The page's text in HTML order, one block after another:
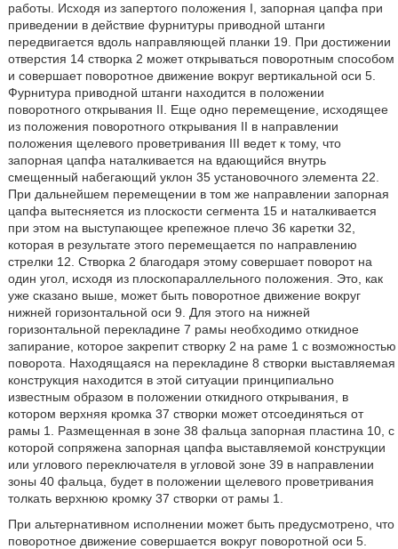
работы. Исходя из запертого положения I, запорная цапфа при
приведении в действие фурнитуры приводной штанги
передвигается вдоль направляющей планки 19. При достижении
отверстия 14 створка 2 может открываться поворотным способом
и совершает поворотное движение вокруг вертикальной оси 5.
Фурнитура приводной штанги находится в положении
поворотного открывания II. Еще одно перемещение, исходящее
из положения поворотного открывания II в направлении
положения щелевого проветривания III ведет к тому, что
запорная цапфа наталкивается на вдающийся внутрь
смещенный набегающий уклон 35 установочного элемента 22.
При дальнейшем перемещении в том же направлении запорная
цапфа вытесняется из плоскости сегмента 15 и наталкивается
при этом на выступающее крепежное плечо 36 каретки 32,
которая в результате этого перемещается по направлению
стрелки 12. Створка 2 благодаря этому совершает поворот на
один угол, исходя из плоскопараллельного положения. Это, как
уже сказано выше, может быть поворотное движение вокруг
нижней горизонтальной оси 9. Для этого на нижней
горизонтальной перекладине 7 рамы необходимо откидное
запирание, которое закрепит створку 2 на раме 1 с возможностью
поворота. Находящаяся на перекладине 8 створки выставляемая
конструкция находится в этой ситуации принципиально
известным образом в положении откидного открывания, в
котором верхняя кромка 37 створки может отсоединяться от
рамы 1. Размещенная в зоне 38 фальца запорная пластина 10, с
которой сопряжена запорная цапфа выставляемой конструкции
или углового переключателя в угловой зоне 39 в направлении
зоны 40 фальца, будет в положении щелевого проветривания
толкать верхнюю кромку 37 створки от рамы 1.
При альтернативном исполнении может быть предусмотрено, что
поворотное движение совершается вокруг поворотной оси 5.